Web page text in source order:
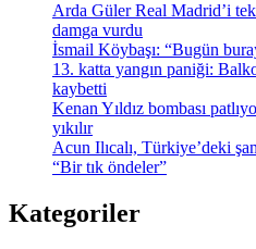
Arda Güler Real Madrid’i tek
damga vurdu
İsmail Köybaşı: “Bugün
13. katta yangın paniği:
kaybetti
Kenan Yıldız bombası
yıkılır
Acun Ilıcalı, Türkiye’deki
“Bir tık öndeler”
Kategoriler